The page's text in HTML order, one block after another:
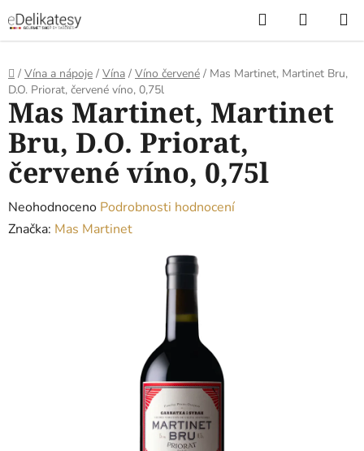
na
obsah
Hledat
KOŠÍK
Domů
/ Vína a nápoje / Vína / Víno červené / Mas Martinet, Martinet Bru,
D.O. Priorat, červené víno, 0,75l
Mas Martinet, Martinet
Bru, D.O. Priorat,
červené víno, 0,75l
Průměrné
hodnocení
Neohodnoceno Podrobnosti hodnocení
Značka: Mas Martinet